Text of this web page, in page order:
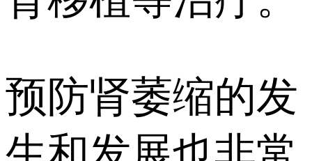
预防肾萎缩的发